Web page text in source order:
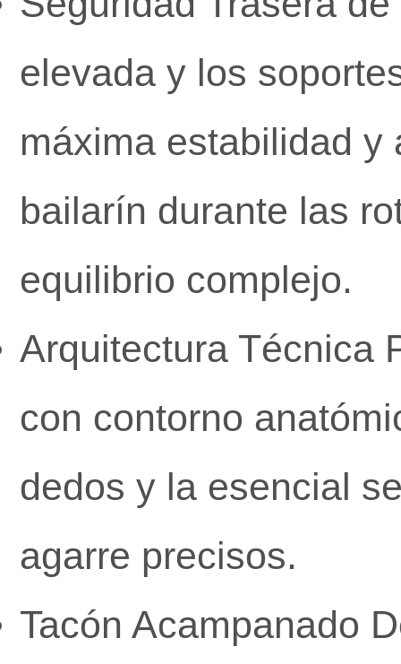
elevada y los
máxima estabilidad y
bailarín durante las
equilibrio complejo.
Arquitectura Técnica
con contorno
dedos y la esencial
agarre precisos.
Tacón Acampanado